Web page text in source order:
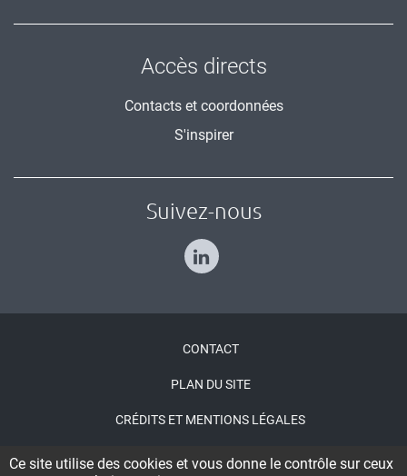
Ce site utilise des cookies et vous donne le contrôle sur ceux
Accès directs
Contacts et coordonnées
S'inspirer
Suivez-nous
CONTACT
PLAN DU SITE
CRÉDITS ET MENTIONS LÉGALES
ACCESSIBILITÉ : NON CONFORME